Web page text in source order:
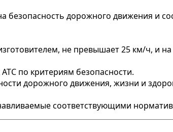
безопасность дорожного движения и
не превышает 25 км/ч, и
по критериям безопасности.
дорожного движения, жизни и
соответствующими